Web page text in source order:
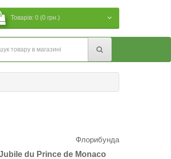
Товарів: 0 (0 грн.)
Флорибунда
du Prince de Monaco